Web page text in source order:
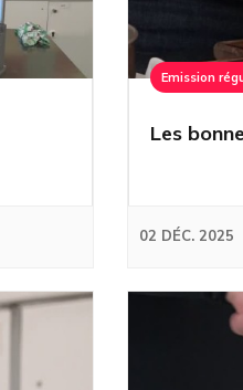
Emission
Les
02 DÉC. 2025